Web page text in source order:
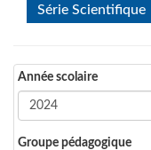
Série Scientifique
Année scolaire
Groupe pédagogique